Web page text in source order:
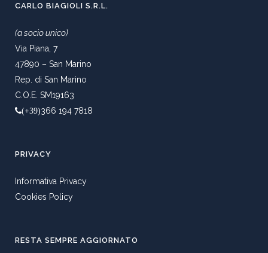
CARLO BIAGIOLI S.R.L.
(a socio unico)
Via Piana, 7
47890 – San Marino
Rep. di San Marino
C.O.E. SM19163
(+39)366 194 7818
PRIVACY
Informativa Privacy
Cookies Policy
RESTA SEMPRE AGGIORNATO